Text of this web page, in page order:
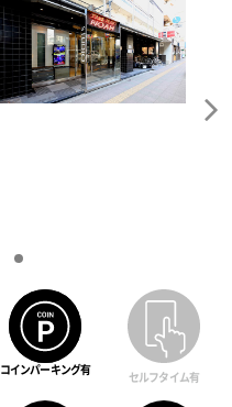
コインパーキング有
セルフタイム有